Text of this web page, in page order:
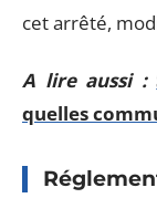
cet arrêté,
A lire aussi :
quelles